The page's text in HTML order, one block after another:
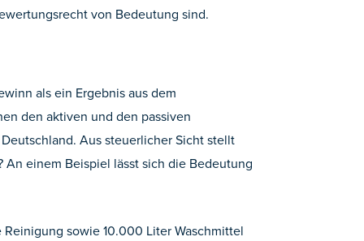
von Bedeutung sind.
als ein Ergebnis aus dem
den aktiven und den passiven
Aus steuerlicher Sicht stellt
einem Beispiel lässt sich die Bedeutung
sowie 10.000 Liter Waschmittel